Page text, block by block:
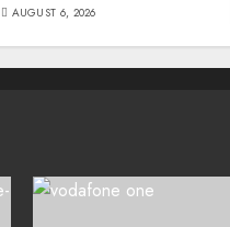
AUGUST 6, 2026